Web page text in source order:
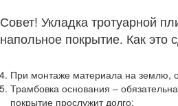
Совет! Укладка тротуарной
напольное покрытие. Как это
При монтаже материала на землю,
Трамбовка основания –
покрытие прослужит долго;